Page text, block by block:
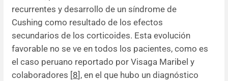
recurrentes y desarrollo de un síndrome de
Cushing como resultado de los efectos
secundarios de los corticoides. Esta evolución
favorable no se ve en todos los pacientes, como es
el caso peruano reportado por Visaga Maribel y
colaboradores [8], en el que hubo un diagnóstico